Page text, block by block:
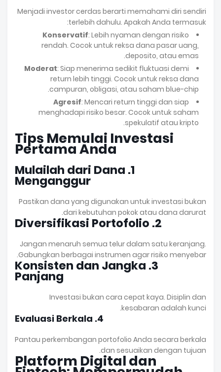
Menjadi investor cerdas berarti memahami diri sendiri
terlebih dahulu. Apakah Anda termasuk:
Konservatif: Lebih nyaman dengan risiko
rendah. Cocok untuk reksa dana pasar uang,
deposito, atau emas.
Moderat: Siap menerima sedikit fluktuasi demi
return lebih tinggi. Cocok untuk reksa dana
campuran, obligasi, atau saham blue-chip.
Agresif: Mencari return tinggi dan siap
menghadapi risiko besar. Cocok untuk saham
spekulatif atau kripto.
Tips Memulai Investasi
Pertama Anda
1. Mulailah dari Dana
Menganggur
Pastikan dana yang digunakan untuk investasi bukan
dari kebutuhan pokok atau dana darurat.
2. Diversifikasi Portofolio
Jangan menaruh semua telur dalam satu keranjang.
Gabungkan berbagai instrumen agar risiko menyebar.
3. Konsisten dan Jangka
Panjang
Investasi bukan cara cepat kaya. Disiplin dan
kesabaran adalah kunci.
4. Evaluasi Berkala
Pantau perkembangan portofolio Anda secara berkala
dan sesuaikan dengan tujuan.
Platform Digital dan